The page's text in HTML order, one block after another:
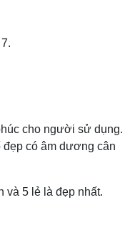
cho người sử dụng.
đẹp có âm dương cân
và 5 lẻ là đẹp nhất.